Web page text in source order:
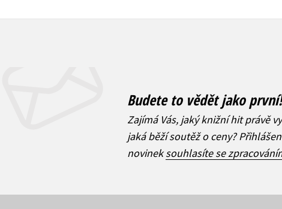
Budete to vědět jako
Zajímá Vás, jaký knižní hit právě
jaká běží soutěž o ceny?
novineksouhlasíte se